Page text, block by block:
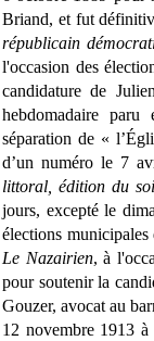
Briand, et fut
républicain
l'occasion des
candidature de
hebdomadaire
séparation de «
d’un numéro le 7
littoral, édition du
jours, excepté le
élections
Le Nazairien, à
pour soutenir la
Gouzer, avocat au
12 novembre 1913